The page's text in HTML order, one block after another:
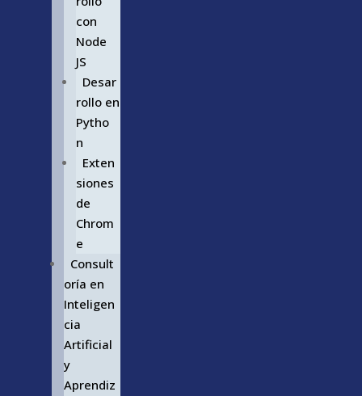
con
Node
JS
Desar
rollo en
Pytho
n
Exten
siones
de
Chrom
e
Consult
oría en
Inteligen
cia
Artificial
y
Aprendiz